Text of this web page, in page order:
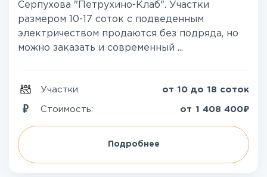
Серпухова "Петрухино-Клаб". Участки
размером 10-17 соток с подведенным
электричеством продаются без подряда, но
можно заказать и современный ...
Участки: от 10 до 18 соток
Стоимость: от 1 408 400₽
Подробнее